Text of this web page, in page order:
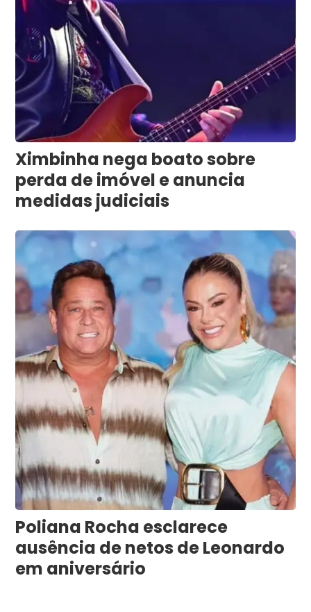
Ximbinha nega boato sobre
perda de imóvel e anuncia
medidas judiciais
Poliana Rocha esclarece
ausência de netos de Leonardo
em aniversário